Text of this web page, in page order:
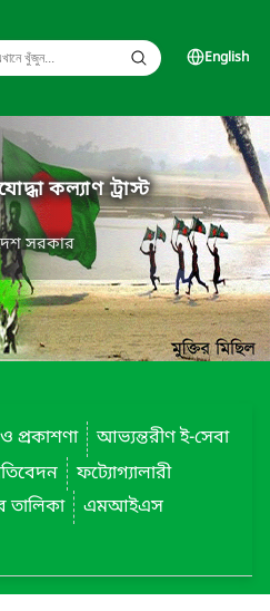
English
কল্যাণ ট্রাস্ট
সরকার
প্রকাশণা
আভ্যন্তরীণ ই-সেবা
ফট্যোগ্যালারী
তালিকা
এমআইএস